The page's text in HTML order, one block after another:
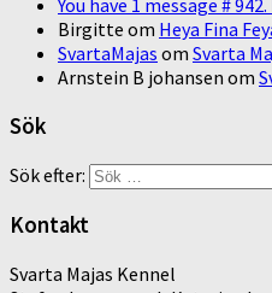
You have 1 message #
Birgitte om Heya Fina
SvartaMajas om Svarta
Arnstein B johansen om
Sök
Sök efter:
Kontakt
Svarta Majas Kennel